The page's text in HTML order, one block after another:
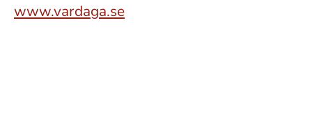
www.vardaga.se